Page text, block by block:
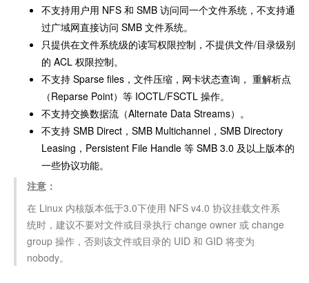
不支持用户用 NFS 和 SMB 访问同一个文件系统，不支持通
过广域网直接访问 SMB 文件系统。
只提供在文件系统级的读写权限控制，不提供文件/目录级别
的 ACL 权限控制。
不支持 Sparse files，文件压缩，网卡状态查询， 重解析点
（Reparse Point）等 IOCTL/FSCTL 操作。
不支持交换数据流（Alternate Data Streams）。
不支持 SMB Direct，SMB Multichannel，SMB Directory
Leasing，Persistent File Handle 等 SMB 3.0 及以上版本的
一些协议功能。
注意：
在 Linux 内核版本低于3.0下使用 NFS v4.0 协议挂载文件系
统时，建议不要对文件或目录执行 change owner 或 change
group 操作，否则该文件或目录的 UID 和 GID 将变为
nobody。